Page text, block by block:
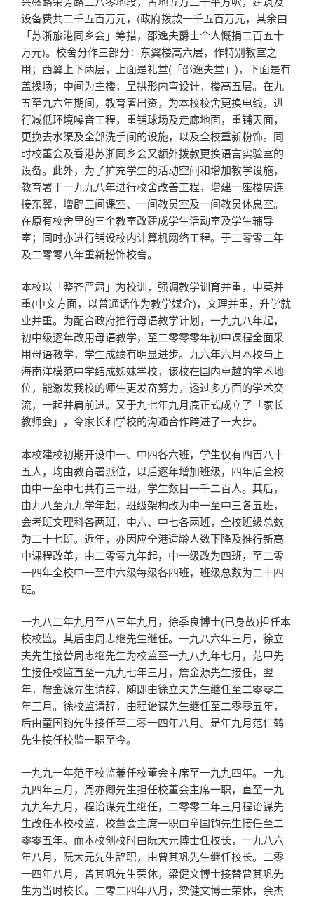
设备费共二千五百万元，(政府拨款一千五百万元，其余由
「苏浙旅港同乡会」筹措，邵逸夫爵士个人慨捐二百五十
万元)。校舍分作三部分：东翼楼高六层，作特别教室之
用；西翼上下两层，上面是礼堂(「邵逸夫堂」)，下面是有
盖操场；中间为主楼，呈拱形内弯设计，楼高五层。在九
五至九六年期间，教育署出资，为本校校舍更换电线，进
行减低环境噪音工程，重铺球场及走廊地面，重铺天面，
更换去水渠及全部洗手间的设施，以及全校重新粉饰。同
时校董会及香港苏浙同乡会又额外拨款更换语言实验室的
设备。此外，为了扩充学生的活动空间和增加教学设施，
教育署于一九九八年进行校舍改善工程，增建一座楼房连
接东翼，增辟三间课室、一间教员室及一间教员休息室。
在原有校舍里的三个教室改建成学生活动室及学生辅导
室；同时亦进行铺设校内计算机网络工程。于二零零二年
及二零零八年重新粉饰校舍。
本校以「整齐严肃」为校训，强调教学训育并重，中英并
重(中文方面，以普通话作为教学媒介)，文理并重，升学就
业并重。为配合政府推行母语教学计划，一九九八年起，
初中级逐年改用母语教学，至二零零零年初中课程全面采
用母语教学，学生成绩有明显进步。九六年六月本校与上
海南洋模范中学结成姊妹学校，该校在国内卓越的学术地
位，能激发我校的师生更发奋努力，透过多方面的学术交
流，一起并肩前进。又于九七年九月底正式成立了「家长
教师会」，令家长和学校的沟通合作跨进了一大步。
本校建校初期开设中一、中四各六班，学生仅有四百八十
五人，均由教育署派位，以后逐年增加班级，四年后全校
由中一至中七共有三十班，学生数目一千二百人。其后，
由九八至九九学年起，班级架构改为中一至中三各五班，
会考班文理科各两班，中六、中七各两班，全校班级总数
为二十七班。近年，亦因应全港适龄人数下降及推行新高
中课程改革，由二零零九年起，中一级改为四班，至二零
一四年全校中一至中六级每级各四班，班级总数为二十四
班。
一九八二年九月至八三年九月，徐季良博士(已身故)担任本
校校监。其后由周忠继先生继任。一九八六年三月，徐立
夫先生接替周忠继先生为校监至一九八九年七月，范甲先
生接任校监直至一九九七年三月，詹金源先生接任，翌
年，詹金源先生请辞，随即由徐立夫先生继任至二零零二
年三月。徐校监请辞，由程诒谋先生继任至二零零五年，
后由童国钧先生接任至二零一四年八月。是年九月范仁鹤
先生接任校监一职至今。
一九九一年范甲校监兼任校董会主席至一九九四年。一九
九四年三月，周亦卿先生担任校董会主席一职，直至一九
九九年九月，程诒谋先生继任，二零零二年三月程诒谋先
生改任本校校监，校董会主席一职由童国钧先生接任至二
零零五年。而本校创校时由阮大元博士任校长，一九八六
年八月，阮大元先生辞职，由曾其巩先生继任校长。二零
一四年八月，曾其巩先生荣休，梁健文博士接替曾其巩先
生为当时校长。二零二四年八月，梁健文博士荣休，余杰